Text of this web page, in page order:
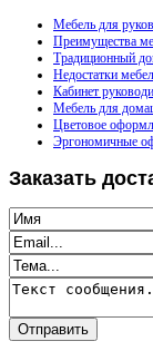
Мебель для
Преимущества
Традиционный
Недостатки
Кабинет
Мебель для
Цветовое
Эргономичные
Заказать